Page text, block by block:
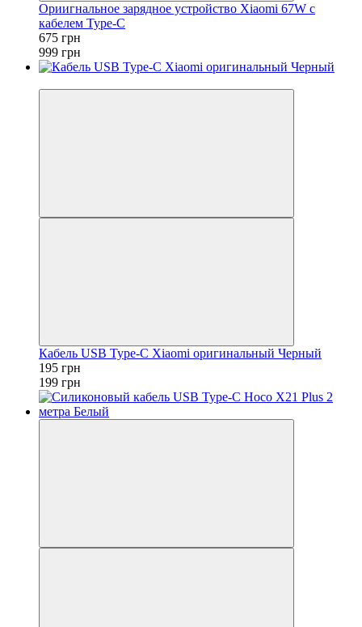
Ориигнальное зарядное устройство Xiaomi 67W с
кабелем Type-C
675 грн
999 грн
Кабель USB Type-C Xiaomi оригинальный Черный
195 грн
199 грн